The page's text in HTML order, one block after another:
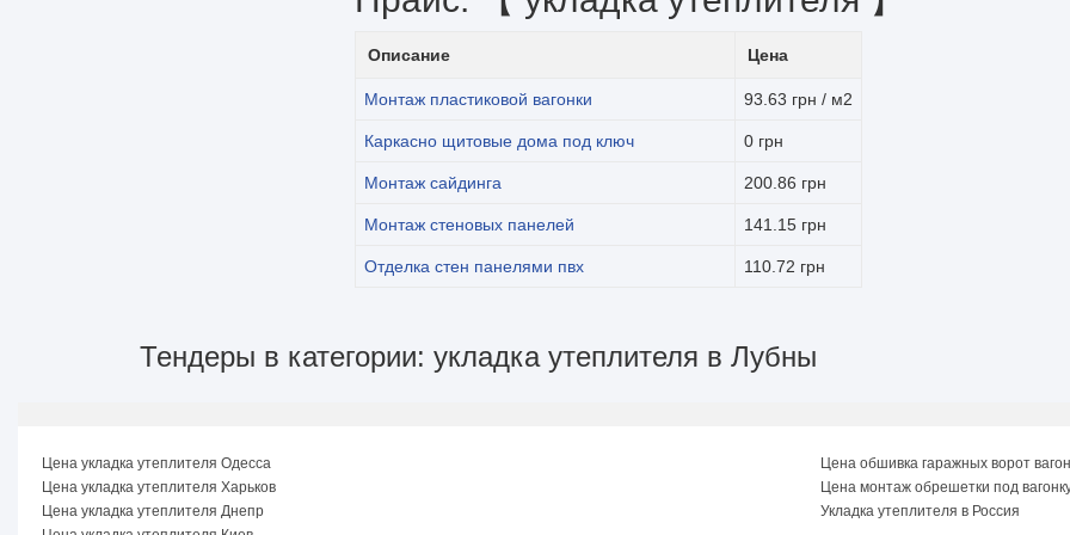
Описание Цена
Монтаж пластиковой вагонки 93.63 грн / м2
Каркасно щитовые дома под ключ 0 грн
Монтаж сайдинга 200.86 грн
Монтаж стеновых панелей 141.15 грн
Отделка стен панелями пвх 110.72 грн
Тендеры в категории: укладка утеплителя в Лубны
Цена укладка утеплителя Одесса
Цена укладка утеплителя Харьков
Цена укладка утеплителя Днепр
Цена обшивка гаражных ворот
Цена монтаж обрешетки под
Укладка утеплителя в Россия